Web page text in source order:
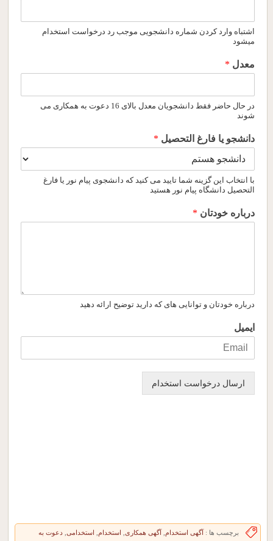
اشتباه وارد کردن شماره دانشجویی موجب رد درخواست استخدام
میشود
معدل *
در حال حاضر فقط دانشجویان معدل بالای 16 دعوت به همکاری می
شوند
دانشجو یا فارغ التحصیل *
با انتخاب این گزینه شما تایید می کنید که دانشجوی پیام نور یا فارغ
التحصیل دانشگاه پیام نور هستید
درباره خودتان *
درباره خودتان و توانایی های که دارید توضیح ارائه دهید
ایمیل
ارسال درخواست استخدام
برچسب ها : آگهی استخدام آگهی همکاری, استخدام استخدامی, دعوت به